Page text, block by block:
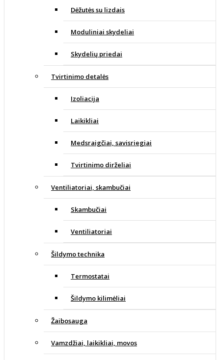
Dėžutės su lizdais
Moduliniai skydeliai
Skydelių priedai
Tvirtinimo detalės
Izoliacija
Laikikliai
Medsraigčiai, savisriegiai
Tvirtinimo dirželiai
Ventiliatoriai, skambučiai
Skambučiai
Ventiliatoriai
Šildymo technika
Termostatai
Šildymo kilimėliai
Žaibosauga
Vamzdžiai, laikikliai, movos